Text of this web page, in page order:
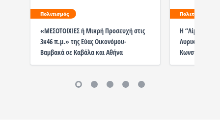
Πολιτισμός
«ΜΕΣΟΤΟΙΧΙΕΣ ή Μικρή Προσευχή στις
3κ46 π.μ.» της Εύας Οικονόμου-
Βαμβακά σε Καβάλα και Αθήνα
Πολιτισμός
Η “Λίμνη των
Λυρική σε